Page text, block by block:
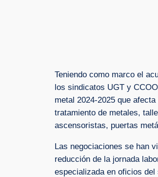
Teniendo como marco el
los sindicatos UGT y
metal 2024-2025 que
tratamiento de metales,
ascensoristas, puertas
Las negociaciones se han
reducción de la jornada
especializada en oficios